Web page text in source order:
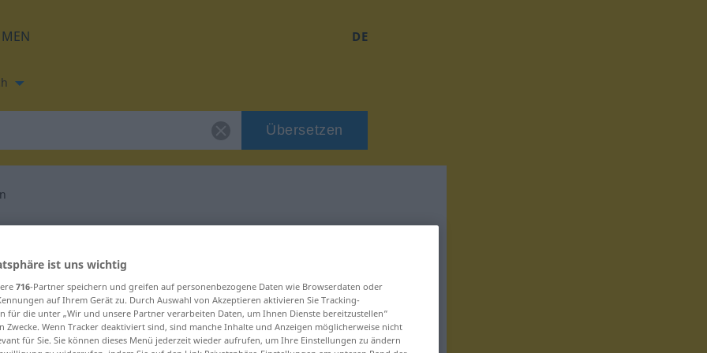
DE
Übersetzen
für "Leitfaden"
ist uns wichtig
716-Partner speichern und greifen auf personenbezogene Daten wie Browserdaten oder
auf Ihrem Gerät zu. Durch Auswahl von Akzeptieren aktivieren Sie Tracking-
für die unter „Wir und unsere Partner verarbeiten Daten, um Ihnen Dienste bereitzustellen“
Zwecke. Wenn Tracker deaktiviert sind, sind manche Inhalte und Anzeigen möglicherweise nicht
für Sie. Sie können dieses Menü jederzeit wieder aufrufen, um Ihre Einstellungen zu ändern